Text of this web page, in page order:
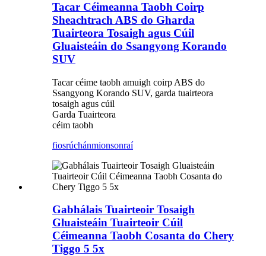
Tacar Céimeanna Taobh Coirp
Sheachtrach ABS do Gharda
Tuairteora Tosaigh agus Cúil
Gluaisteáin do Ssangyong Korando
SUV
Tacar céime taobh amuigh coirp ABS do
Ssangyong Korando SUV, garda tuairteora
tosaigh agus cúil
Garda Tuairteora
céim taobh
fiosrúchánmionsonraí
Gabhálais Tuairteoir Tosaigh
Gluaisteáin Tuairteoir Cúil
Céimeanna Taobh Cosanta do Chery
Tiggo 5 5x